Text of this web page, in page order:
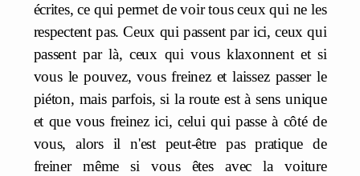
écrites, ce qui permet de voir tous ceux qui ne les
respectent pas. Ceux qui passent par ici, ceux qui
passent par là, ceux qui vous klaxonnent et si
vous le pouvez, vous freinez et laissez passer le
piéton, mais parfois, si la route est à sens unique
et que vous freinez ici, celui qui passe à côté de
vous, alors il n'est peut-être pas pratique de
freiner même si vous êtes avec la voiture